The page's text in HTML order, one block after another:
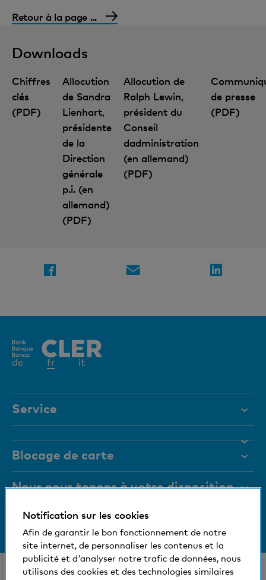
Retour à la page ...
Downloads
Chiffres
clés
(PDF)
Allocution
de Sandra
Lienhart,
présidente
de la
Direction
générale
p.i. (en
allemand)
(PDF)
Allocution de
Ralph Lewin,
président du
Conseil
dadministration
(en allemand)
(PDF)
de presse
(PDF)
Connaissances financières
Inscription à la newsletter
de frElément
it
Service
Documents
Magazine
Organes de direction
Medias
Social et compatible avec l'environnement
Blocage de carte
+41 (0)800 88 99 66
Nous nous tenons à votre disposition
Aide et contact
Informations relatives à la banque
© Banque Cler
Notification sur les cookies
Afin de garantir le bon fonctionnement de notre
site internet, de personnaliser les contenus et la
publicité et d'analyser notre trafic de données, nous
utilisons des cookies et des technologies similaires